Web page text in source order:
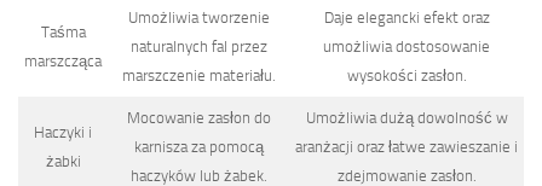
Taśma
marszcząca
Umożliwia tworzenie
naturalnych fal przez
marszczenie materiału.
Daje elegancki efekt oraz
umożliwia dostosowanie
wysokości zasłon.
Haczyki i
żabki
Mocowanie zasłon do
karnisza za pomocą
haczyków lub żabek.
Umożliwia dużą dowolność w
aranżacji oraz łatwe zawieszanie i
zdejmowanie zasłon.